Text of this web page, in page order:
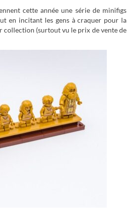
cette année une série de minifigs
en incitant les gens à craquer pour la
collection (surtout vu le prix de vente de